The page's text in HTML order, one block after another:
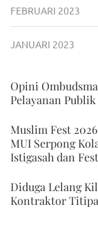
FEBRUARI 2023
JANUARI 2023
Opini
Pelayanan Publik
Muslim Fest
MUI Serpong
Istigasah dan
Diduga Lelang
Kontraktor